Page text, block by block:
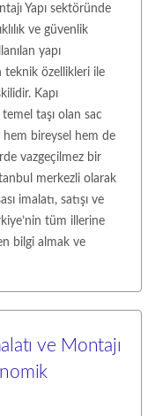
Yapı sektöründe
ve güvenlik
yapı
teknik özellikleri ile
Kapı
taşı olan sac
hem bireysel hem de
vazgeçilmez bir
merkezli olarak
imalatı, satışı ve
tüm illerine
bilgi almak ve
ve Montajı